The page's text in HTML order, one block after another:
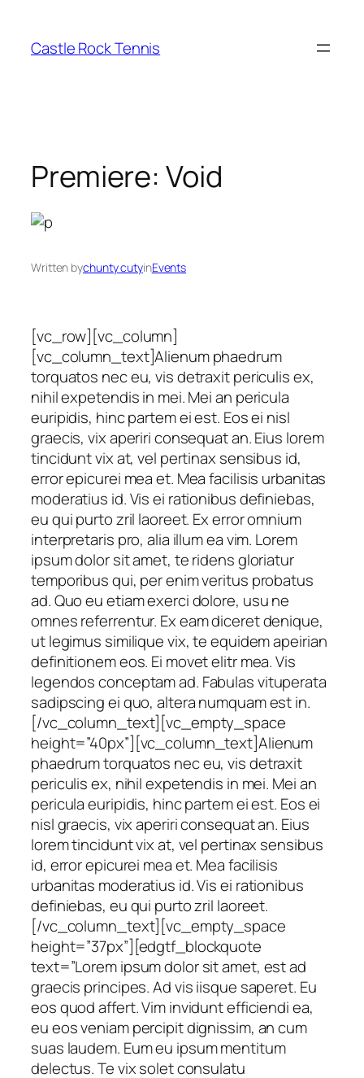
content
Castle Rock Tennis
Premiere: Void
Written bychunty cutyinEvents
[vc_row][vc_column]
[vc_column_text]Alienum phaedrum
torquatos nec eu, vis detraxit periculis ex,
nihil expetendis in mei. Mei an pericula
euripidis, hinc partem ei est. Eos ei nisl
graecis, vix aperiri consequat an. Eius lorem
tincidunt vix at, vel pertinax sensibus id,
error epicurei mea et. Mea facilisis urbanitas
moderatius id. Vis ei rationibus definiebas,
eu qui purto zril laoreet. Ex error omnium
interpretaris pro, alia illum ea vim. Lorem
ipsum dolor sit amet, te ridens gloriatur
temporibus qui, per enim veritus probatus
ad. Quo eu etiam exerci dolore, usu ne
omnes referrentur. Ex eam diceret denique,
ut legimus similique vix, te equidem apeirian
definitionem eos. Ei movet elitr mea. Vis
legendos conceptam ad. Fabulas vituperata
sadipscing ei quo, altera numquam est in.
[/vc_column_text][vc_empty_space
height=”40px”][vc_column_text]Alienum
phaedrum torquatos nec eu, vis detraxit
periculis ex, nihil expetendis in mei. Mei an
pericula euripidis, hinc partem ei est. Eos ei
nisl graecis, vix aperiri consequat an. Eius
lorem tincidunt vix at, vel pertinax sensibus
id, error epicurei mea et. Mea facilisis
urbanitas moderatius id. Vis ei rationibus
definiebas, eu qui purto zril laoreet.
[/vc_column_text][vc_empty_space
height=”37px”][edgtf_blockquote
text=”Lorem ipsum dolor sit amet, est ad
graecis principes. Ad vis iisque saperet. Eu
eos quod affert. Vim invidunt efficiendi ea,
eu eos veniam percipit dignissim, an cum
suas laudem. Eum eu ipsum mentitum
delectus. Te vix solet consulatu